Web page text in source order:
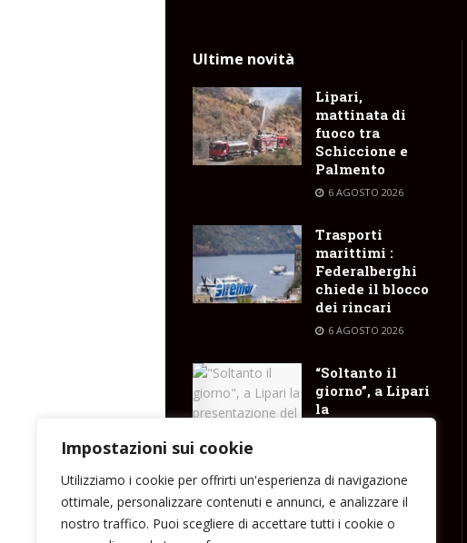
Impostazioni sui cookie
Utilizziamo i cookie per offrirti un'esperienza di navigazione
ottimale, personalizzare contenuti e annunci, e analizzare il
nostro traffico. Puoi scegliere di accettare tutti i cookie o
Ultime novità
Lipari,
mattinata di
fuoco tra
Schiccione e
Palmento
6 AGOSTO 2026
Trasporti
marittimi :
Federalberghi
chiede il blocco
dei rincari
6 AGOSTO 2026
“Soltanto il
giorno”, a Lipari
la
6 AGOSTO 2026